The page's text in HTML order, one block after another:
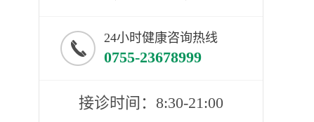
24小时健康咨询热线
0755-23678999
接诊时间：8:30-21:00